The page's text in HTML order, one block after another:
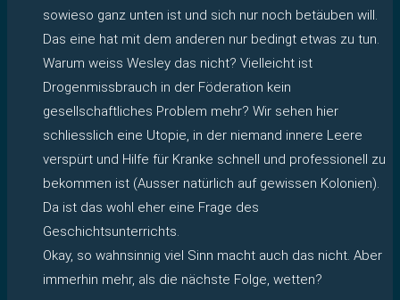
sowieso ganz unten ist und sich nur noch betäuben will.
Das eine hat mit dem anderen nur bedingt etwas zu tun.
Warum weiss Wesley das nicht? Vielleicht ist
Drogenmissbrauch in der Föderation kein
gesellschaftliches Problem mehr? Wir sehen hier
schliesslich eine Utopie, in der niemand innere Leere
verspürt und Hilfe für Kranke schnell und professionell zu
bekommen ist (Ausser natürlich auf gewissen Kolonien).
Da ist das wohl eher eine Frage des
Geschichtsunterrichts.
Okay, so wahnsinnig viel Sinn macht auch das nicht. Aber
immerhin mehr, als die nächste Folge, wetten?